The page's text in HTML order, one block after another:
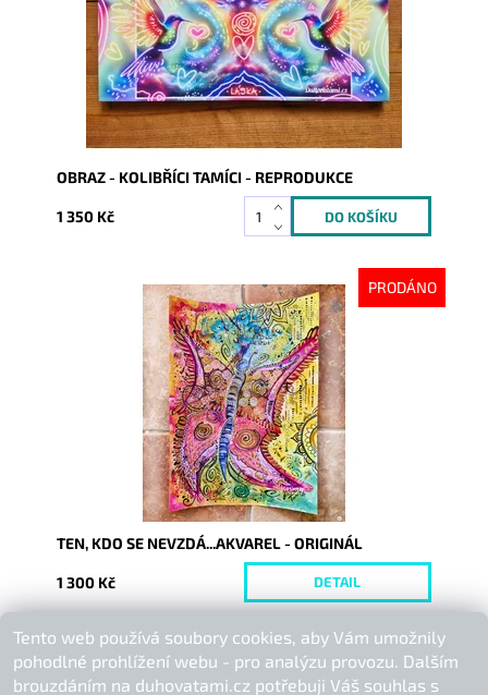
OBRAZ - KOLIBŘÍCI TAMÍCI - REPRODUKCE
1 350 Kč
PRODÁNO
Vyprodáno
9372
TEN, KDO SE NEVZDÁ...AKVAREL - ORIGINÁL
1 300 Kč DETAIL
Buďte první, kdo napíše příspěvek k této položce.
Přidat komentář
Tento web používá soubory cookies, aby Vám umožnily
pohodlné prohlížení webu - pro analýzu provozu. Dalším
brouzdáním na duhovatami.cz potřebuji Váš souhlas s